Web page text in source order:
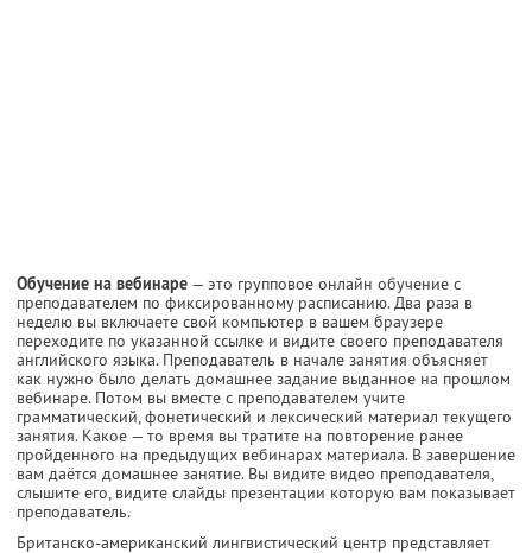
Обучение на вебинаре — это групповое онлайн обучение с
преподавателем по фиксированному расписанию. Два раза в
неделю вы включаете свой компьютер в вашем браузере
переходите по указанной ссылке и видите своего преподавателя
английского языка. Преподаватель в начале занятия объясняет
как нужно было делать домашнее задание выданное на прошлом
вебинаре. Потом вы вместе с преподавателем учите
грамматический, фонетический и лексический материал текущего
занятия. Какое — то время вы тратите на повторение ранее
пройденного на предыдущих вебинарах материала. В завершение
вам даётся домашнее занятие. Вы видите видео преподавателя,
слышите его, видите слайды презентации которую вам показывает
преподаватель.
Британско-американский лингвистический центр представляет